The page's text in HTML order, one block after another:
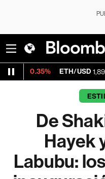
ETH/USD 1,895.40 -
De
Hayek
Labubu: